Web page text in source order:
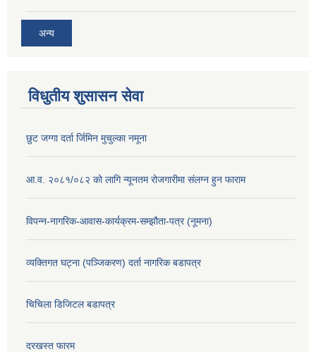
अन्य
विधुतीय शुसासन सेवा
छुट जग्गा दर्ता र्जिमिन मुचुल्का नमूना
आ.व. २०८१/०८२ को लागि न्यूनतम रोजगारीमा संलग्न हुन फाराम
विपन्न-नागरिक-आवास-कार्यक्रम-सम्झौता-पत्र (नूमना)
व्यक्तिगत घट्ना (पञ्जिकरण) दर्ता नागरिक बडापत्र
चिचिला डिजिटल बडापत्र
दरखस्त फारम